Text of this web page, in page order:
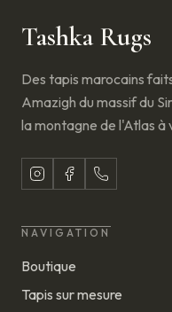
Tashka Rugs
Des tapis marocains
Amazigh du massif du
la montagne de l'Atlas à
NAVIGATION
Boutique
Tapis sur mesure